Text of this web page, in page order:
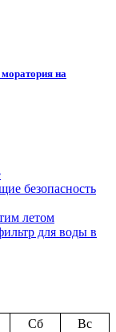
на
безопасность
летом
для воды в
Сб
Вс